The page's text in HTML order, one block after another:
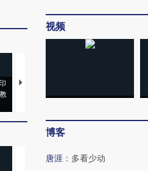
视线｜“入侵”还是“人道危
机”？难民潮撕裂西班牙
128毫米
视频
博客
唐涯 ： 多看少动